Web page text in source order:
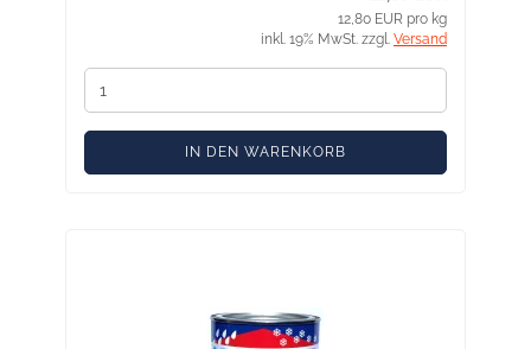
12,80 EUR pro kg
inkl. 19% MwSt. zzgl. Versand
IN DEN WARENKORB